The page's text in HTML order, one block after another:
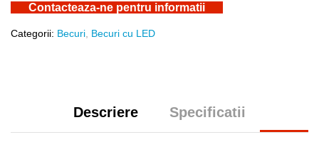
Contacteaza-ne pentru informatii
Categorii: Becuri Becuri cu LED
Descriere Specificatii